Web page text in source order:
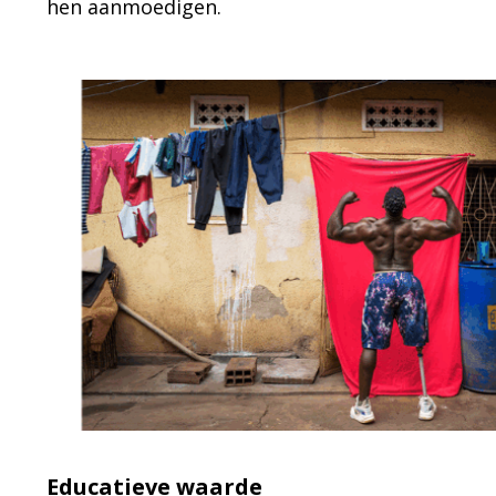
hen aanmoedigen.
Educatieve waarde